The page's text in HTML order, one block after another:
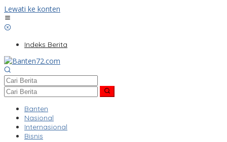
Lewati ke konten
Indeks Berita
Banten
Nasional
Internasional
Bisnis